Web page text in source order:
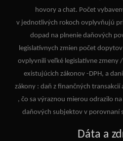
hovory a chat. Počet
v jednotlivých rokoch ovplyvňujú
dopad na plnenie daňových
legislatívnych zmien počet
ovplyvnili veľké legislatívne zmeny
existujúcich zákonov -DPH, a
zákony : daň z finančných
, čo sa výraznou mierou odrazilo
daňových subjektov v porovnaní
Dáta a